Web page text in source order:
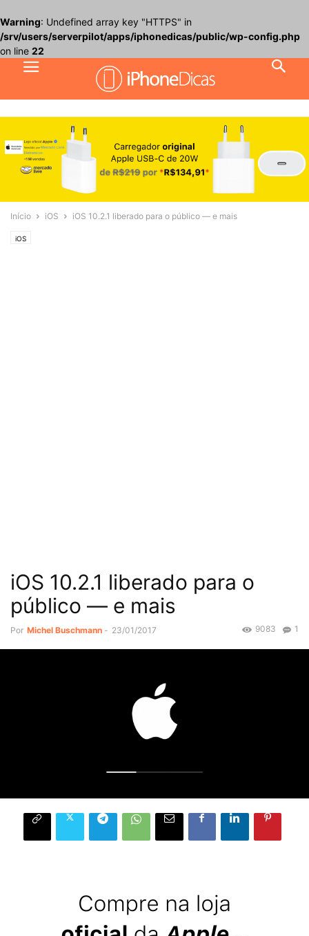
Warning: Undefined array key "HTTPS" in
/srv/users/serverpilot/apps/iphonedicas/public/wp-config.php
on line 22
Início iOS iOS 10.2.1 liberado para o público — e mais
iOS
iOS 10.2.1 liberado para o
público — e mais
Por Michel Buschmann - 23/01/2017 1
9083